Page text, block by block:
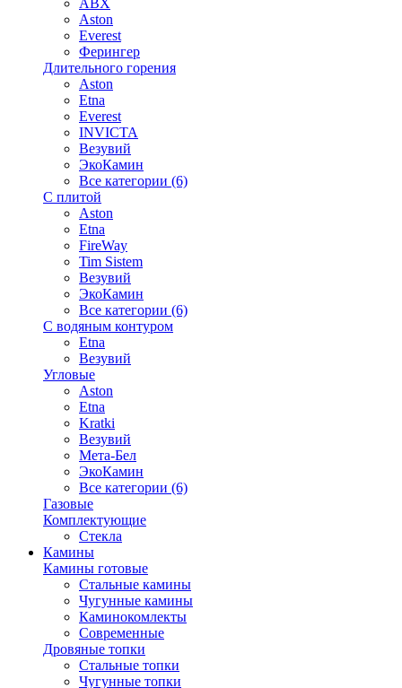
ABX
Aston
Everest
Ферингер
Длительного горения
Aston
Etna
Everest
INVICTA
Везувий
ЭкоКамин
Все категории (6)
С плитой
Aston
Etna
FireWay
Tim Sistem
Везувий
ЭкоКамин
Все категории (6)
С водяным контуром
Etna
Везувий
Угловые
Aston
Etna
Kratki
Везувий
Мета-Бел
ЭкоКамин
Все категории (6)
Газовые
Комплектующие
Стекла
Камины
Камины готовые
Стальные камины
Чугунные камины
Каминокомлекты
Современные
Дровяные топки
Стальные топки
Чугунные топки